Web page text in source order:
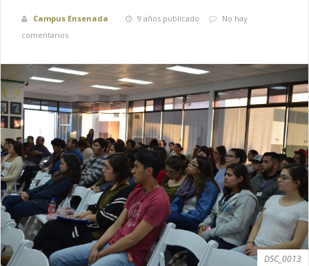
Campus Ensenada 9 años publicado
No hay
comentarios
DSC_0013